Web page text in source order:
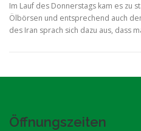
Im Lauf des Donnerstags kam es zu
Ölbörsen und entsprechend auch
des Iran sprach sich dazu aus, dass
Öffnungszeiten